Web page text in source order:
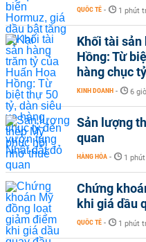
QUỐC TẾ - 1 phút
Khối tài sản
Hồng: Từ
hàng chục
KINH DOANH - 6
Sản lượng
quan
HÀNG HÓA - 1
Chứng
khi giá dầu
QUỐC TẾ - 1 phút